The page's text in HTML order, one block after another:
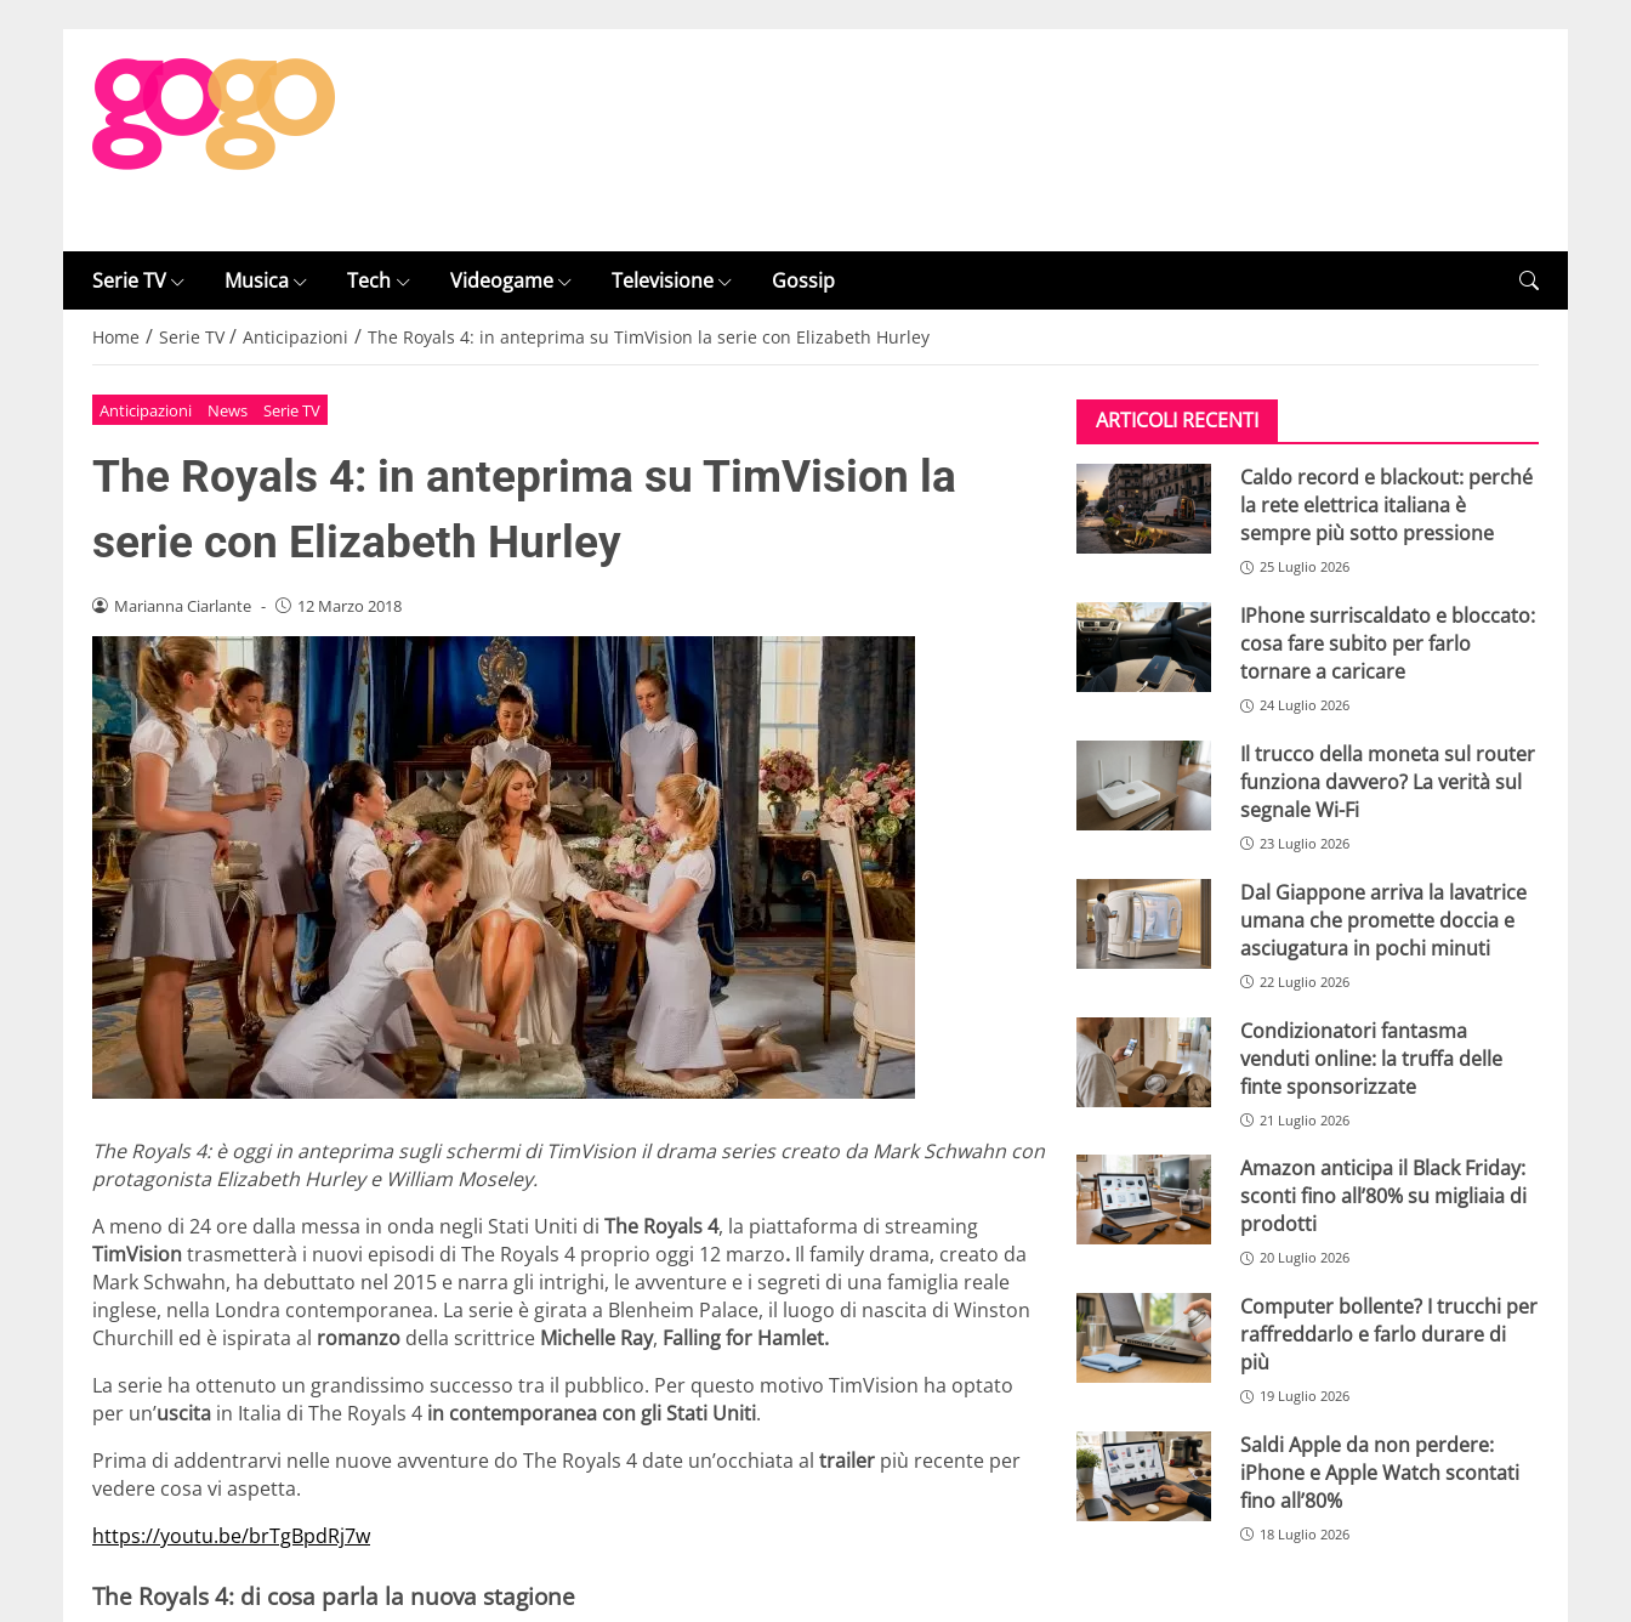
Serie TV Musica Tech Videogame Televisione Gossip
Home / Serie TV / Anticipazioni / The Royals 4: in anteprima su TimVision la serie con Elizabeth Hurley
Anticipazioni News Serie TV
The Royals 4: in anteprima su TimVision la
serie con Elizabeth Hurley
Marianna Ciarlante - 12 Marzo 2018
The Royals 4: è oggi in anteprima sugli schermi di TimVision il drama series creato da Mark Schwahn con
protagonista Elizabeth Hurley e William Moseley.
A meno di 24 ore dalla messa in onda negli Stati Uniti di The Royals 4, la piattaforma di streaming
TimVisiontrasmetterà i nuovi episodi di The Royals 4 proprio oggi 12 marzo. Il family drama, creato da
Mark Schwahn, ha debuttato nel 2015 e narra gli intrighi, le avventure e i segreti di una famiglia reale
inglese, nella Londra contemporanea. La serie è girata a Blenheim Palace, il luogo di nascita di Winston
Churchill ed è ispirata al romanzo della scrittrice Michelle Ray, Falling for Hamlet.
La serie ha ottenuto un grandissimo successo tra il pubblico. Per questo motivo TimVision ha optato
per un’uscita in Italia di The Royals 4 in contemporanea con gli Stati Uniti.
Prima di addentrarvi nelle nuove avventure do The Royals 4 date un’occhiata al trailer più recente per
vedere cosa vi aspetta.
https://youtu.be/brTgBpdRj7w
The Royals 4: di cosa parla la nuova stagione
ARTICOLI RECENTI
Caldo record e blackout: perché
la rete elettrica italiana è
sempre più sotto pressione
25 Luglio 2026
IPhone surriscaldato e bloccato:
cosa fare subito per farlo
tornare a caricare
24 Luglio 2026
Il trucco della moneta sul router
funziona davvero? La verità sul
segnale Wi-Fi
23 Luglio 2026
Dal Giappone arriva la lavatrice
umana che promette doccia e
asciugatura in pochi minuti
22 Luglio 2026
Condizionatori fantasma
venduti online: la truffa delle
finte sponsorizzate
21 Luglio 2026
Amazon anticipa il Black Friday:
sconti fino all’80% su migliaia di
prodotti
20 Luglio 2026
Computer bollente? I trucchi per
raffreddarlo e farlo durare di
più
19 Luglio 2026
Saldi Apple da non perdere:
iPhone e Apple Watch scontati
fino all’80%
18 Luglio 2026